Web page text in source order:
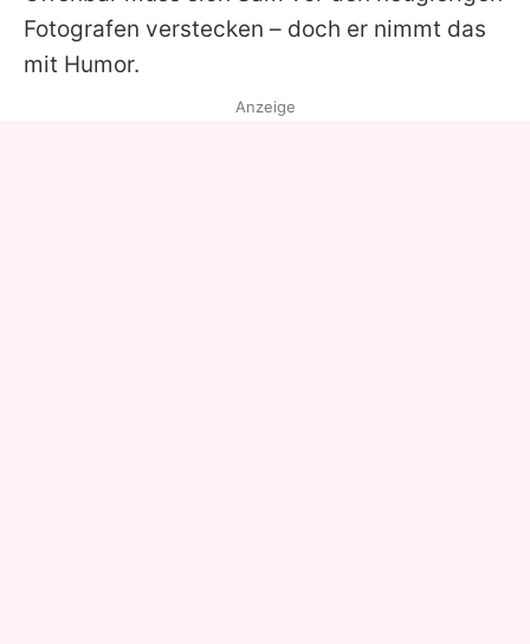
Fotografen verstecken – doch er nimmt das
mit Humor.
Anzeige